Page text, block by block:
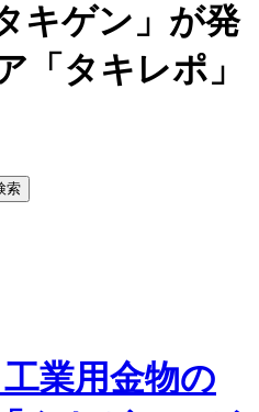
キゲン」が発
「タキレポ」